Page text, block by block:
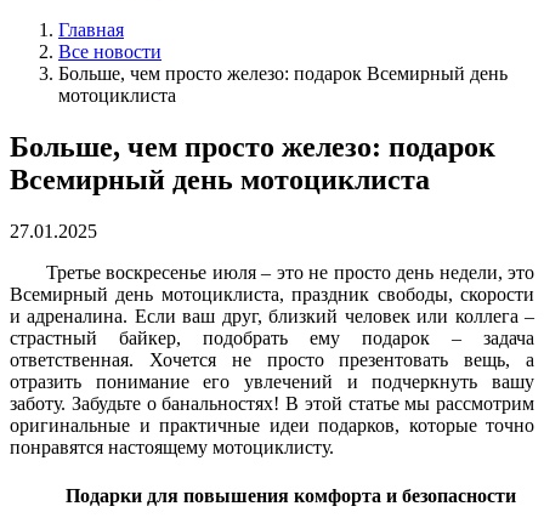
Главная
Все новости
Больше, чем просто железо: подарок Всемирный день
мотоциклиста
Больше, чем просто железо: подарок
Всемирный день мотоциклиста
27.01.2025
Третье воскресенье июля – это не просто день недели, это
Всемирный день мотоциклиста, праздник свободы, скорости
и адреналина. Если ваш друг, близкий человек или коллега –
страстный байкер, подобрать ему подарок – задача
ответственная. Хочется не просто презентовать вещь, а
отразить понимание его увлечений и подчеркнуть вашу
заботу. Забудьте о банальностях! В этой статье мы рассмотрим
оригинальные и практичные идеи подарков, которые точно
понравятся настоящему мотоциклисту.
Подарки для повышения комфорта и безопасности